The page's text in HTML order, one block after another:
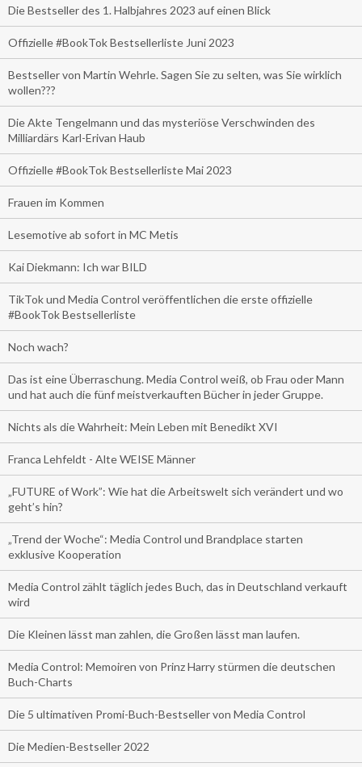
Die Bestseller des 1. Halbjahres 2023 auf einen Blick
Offizielle #BookTok Bestsellerliste Juni 2023
Bestseller von Martin Wehrle. Sagen Sie zu selten, was Sie wirklich
wollen???
Die Akte Tengelmann und das mysteriöse Verschwinden des
Milliardärs Karl-Erivan Haub
Offizielle #BookTok Bestsellerliste Mai 2023
Frauen im Kommen
Lesemotive ab sofort in MC Metis
Kai Diekmann: Ich war BILD
TikTok und Media Control veröffentlichen die erste offizielle
#BookTok Bestsellerliste
Noch wach?
Das ist eine Überraschung. Media Control weiß, ob Frau oder Mann
und hat auch die fünf meistverkauften Bücher in jeder Gruppe.
Nichts als die Wahrheit: Mein Leben mit Benedikt XVI
Franca Lehfeldt - Alte WEISE Männer
„FUTURE of Work”: Wie hat die Arbeitswelt sich verändert und wo
geht’s hin?
„Trend der Woche“: Media Control und Brandplace starten
exklusive Kooperation
Media Control zählt täglich jedes Buch, das in Deutschland verkauft
wird
Die Kleinen lässt man zahlen, die Großen lässt man laufen.
Media Control: Memoiren von Prinz Harry stürmen die deutschen
Buch-Charts
Die 5 ultimativen Promi-Buch-Bestseller von Media Control
Die Medien-Bestseller 2022